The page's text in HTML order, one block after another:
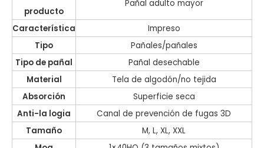
producto
Pañal adulto mayor
Característica
Impreso
Tipo
Pañales/pañales
Tipo de pañal
Pañal desechable
Material
Tela de algodón/no tejida
Absorción
Superficie seca
Anti-la logia
Canal de prevención de fugas 3D
Tamaño
M, L, XL, XXL